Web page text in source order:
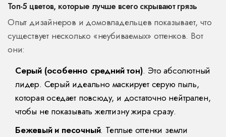
Топ-5 цветов, которые лучше всего скрывают грязь
Опыт дизайнеров и домовладельцев показывает, что
существует несколько «неубиваемых» оттенков. Вот
они:
Серый (особенно средний тон). Это абсолютный
лидер. Серый идеально маскирует серую пыль,
которая оседает повсюду, и достаточно нейтрален,
чтобы не показывать желтизну жира сразу.
Бежевый и песочный. Теплые оттенки земли